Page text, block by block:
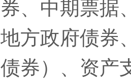
券、中期票据
地方政府债券
债券）、资产